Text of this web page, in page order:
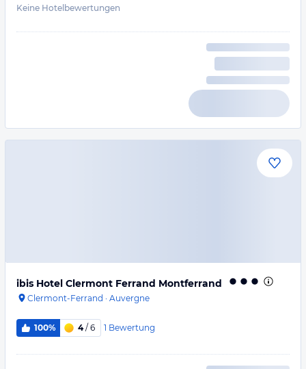
Keine Hotelbewertungen
ibis Hotel Clermont Ferrand Montferrand
Clermont-Ferrand · Auvergne
100% 4/ 6 1 Bewertung